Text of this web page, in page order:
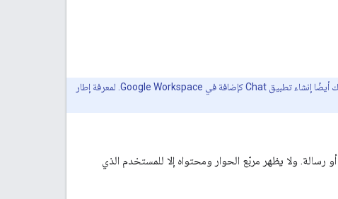
. يمكنك أيضًا إنشاء تطبيق Chat كإضافة في Google Workspace. لمعرفة إطار
هي واجهات مستندة إلى البطاقات ومفتوحة في نوافذ، وتظهر من مساحة Chat أو رسالة. ولا يظهر مربّع الحوار ومحتواه إلا للمستخدم الذي